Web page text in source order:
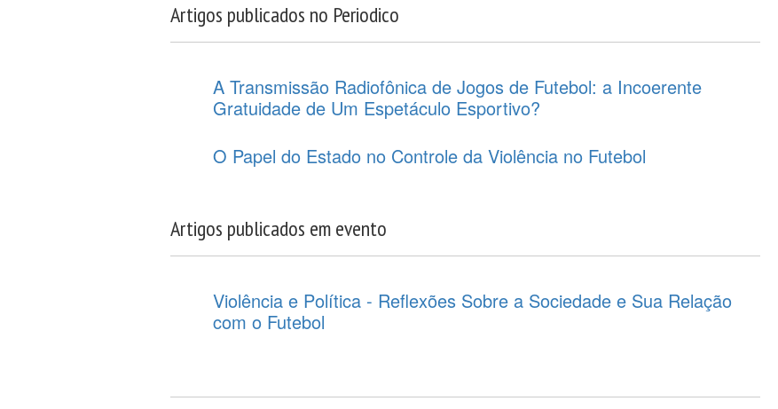
Artigos publicados no Periodico
A Transmissão Radiofônica de Jogos de Futebol: a Incoerente
Gratuidade de Um Espetáculo Esportivo?
O Papel do Estado no Controle da Violência no Futebol
Artigos publicados em evento
Violência e Política - Reflexões Sobre a Sociedade e Sua Relação
com o Futebol